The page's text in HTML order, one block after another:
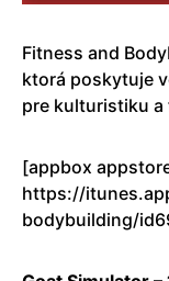
Fitness and
ktorá poskytuje
pre kulturistiku a
[appbox
https://
bodybuilding/